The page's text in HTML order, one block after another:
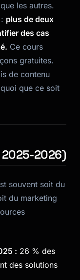
les autres.
plus de deux
des cas
Ce cours
gratuites.
de contenu
que ce soit
2026)
souvent soit du
du marketing
: 26 % des
des solutions